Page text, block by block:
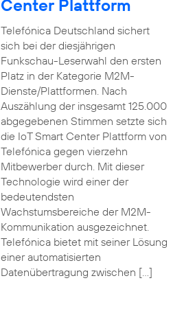
Center Plattform
Telefónica Deutschland sichert
sich bei der diesjährigen
Funkschau-Leserwahl den ersten
Platz in der Kategorie M2M-
Dienste/Plattformen. Nach
Auszählung der insgesamt 125.000
abgegebenen Stimmen setzte sich
die IoT Smart Center Plattform von
Telefónica gegen vierzehn
Mitbewerber durch. Mit dieser
Technologie wird einer der
bedeutendsten
Wachstumsbereiche der M2M-
Kommunikation ausgezeichnet.
Telefónica bietet mit seiner Lösung
einer automatisierten
Datenübertragung zwischen […]